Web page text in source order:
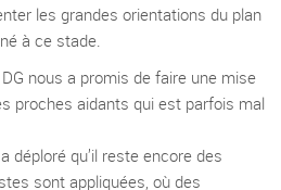
les grandes orientations du plan
à ce stade.
nous a promis de faire une mise
proches aidants qui est parfois mal
déploré qu’il reste encore des
sont appliquées, où des